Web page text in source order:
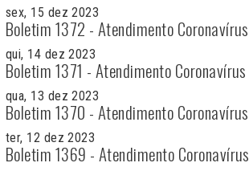
sex, 15 dez 2023
Boletim 1372 - Atendimento Coronavírus
qui, 14 dez 2023
Boletim 1371 - Atendimento Coronavírus
qua, 13 dez 2023
Boletim 1370 - Atendimento Coronavírus
ter, 12 dez 2023
Boletim 1369 - Atendimento Coronavírus